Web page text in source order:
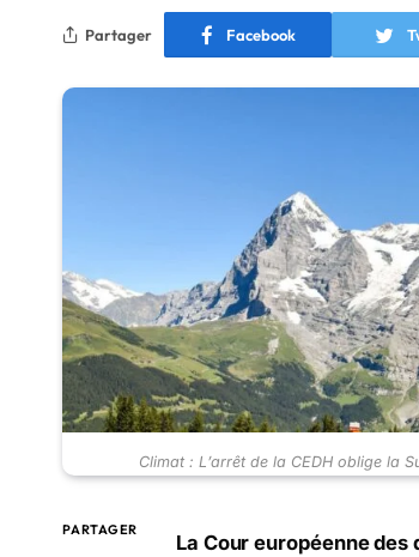
Partager Facebook
Climat : L’arrêt de la CEDH oblige la
PARTAGER
La Cour européenne